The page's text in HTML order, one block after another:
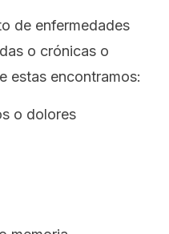
de enfermedades
o crónicas o
estas encontramos:
o dolores